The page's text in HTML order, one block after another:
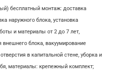
бесплатный монтаж: доставка
наружного блока, установка
и материалы от 2 до 7 лет,
внешнего блока, вакуумирование
в капитальной стене, уборка и
материалы: крепежный комплект;